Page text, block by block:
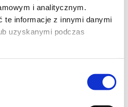
i analitycznym.
te informacje z innymi danymi
uzyskanymi podczas